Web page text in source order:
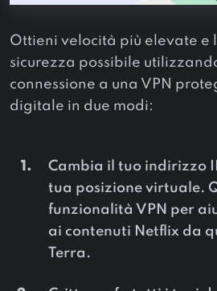
Ottieni velocità più elevate e
sicurezza possibile
connessione a una VPN
digitale in due modi:
Cambia il tuo indirizzo
tua posizione virtuale.
funzionalità VPN per
ai contenuti Netflix da
Terra.